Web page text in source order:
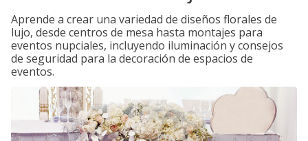
Aprende a crear una variedad de diseños florales de
lujo, desde centros de mesa hasta montajes para
eventos nupciales, incluyendo iluminación y consejos
de seguridad para la decoración de espacios de
eventos.